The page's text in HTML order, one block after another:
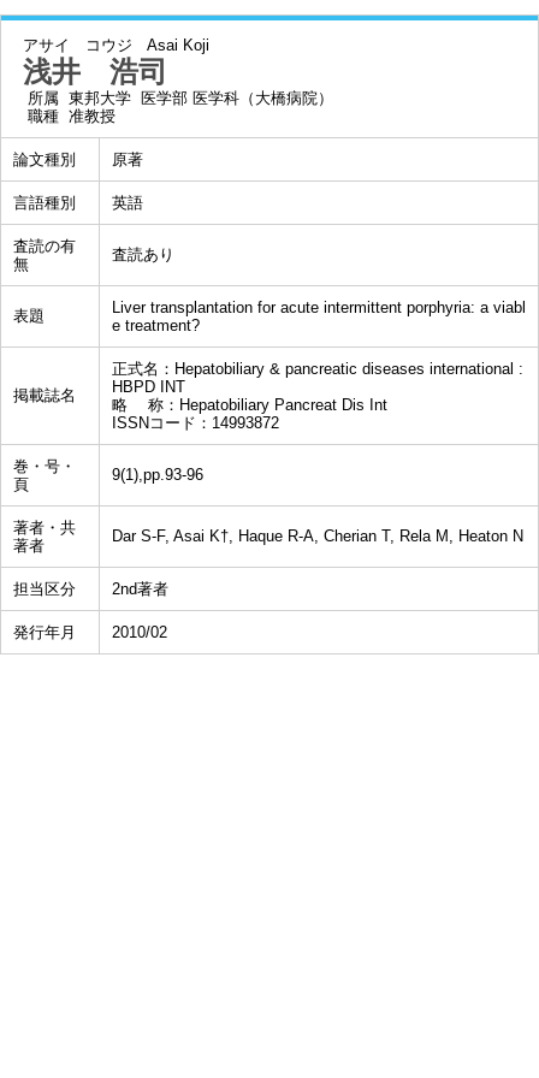
アサイ コウジ Asai Koji
浅井 浩司
所属 東邦大学 医学部 医学科（大橋病院）
職種 准教授
論文種別 原著
言語種別 英語
査読の有
無
査読あり
表題
Liver transplantation for acute intermittent porphyria: a viabl
e treatment?
掲載誌名
正式名：Hepatobiliary & pancreatic diseases international :
HBPD INT
略 称：Hepatobiliary Pancreat Dis Int
ISSNコード：14993872
巻・号・
頁
9(1),pp.93-96
著者・共
著者
Dar S-F, Asai K†, Haque R-A, Cherian T, Rela M, Heaton N
担当区分 2nd著者
発行年月 2010/02